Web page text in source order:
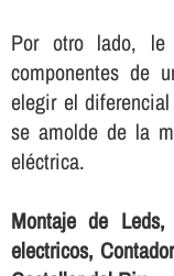
Por otro lado, le
componentes de
elegir el
se amolde de la
eléctrica.
Montaje de Leds,
electricos,